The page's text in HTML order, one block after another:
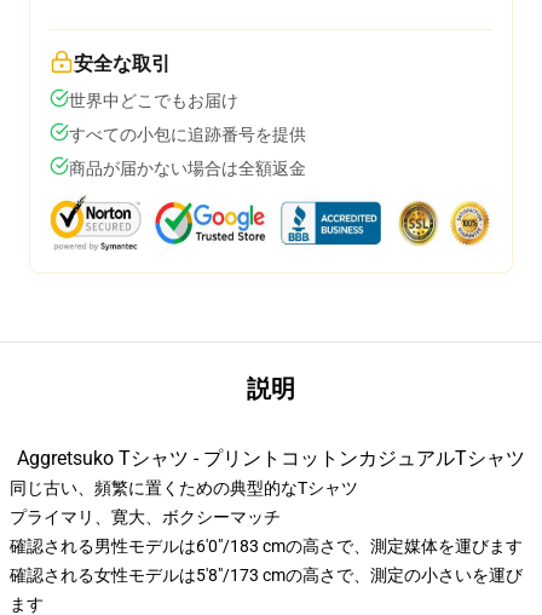
安全な取引
世界中どこでもお届け
すべての小包に追跡番号を提供
商品が届かない場合は全額返金
説明
Aggretsuko Tシャツ - プリントコットンカジュアルTシャツ
同じ古い、頻繁に置くための典型的なTシャツ
プライマリ、寛大、ボクシーマッチ
確認される男性モデルは6'0"/183 cmの高さで、測定媒体を運びます
確認される女性モデルは5'8"/173 cmの高さで、測定の小さいを運び
ます